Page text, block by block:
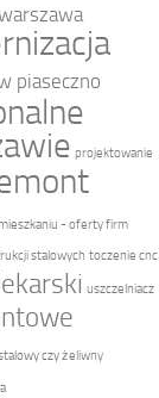
piaseczno
projektowanie
- oferty firm
stalowych toczenie cnc
uszczelniacz
czy żeliwny